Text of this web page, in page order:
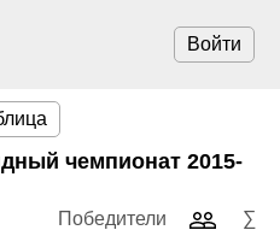
Войти
чемпионат 2015-
Победители ∑